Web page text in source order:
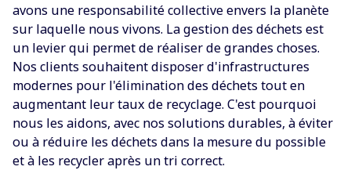
avons une responsabilité collective envers la planète
sur laquelle nous vivons. La gestion des déchets est
un levier qui permet de réaliser de grandes choses.
Nos clients souhaitent disposer d'infrastructures
modernes pour l'élimination des déchets tout en
augmentant leur taux de recyclage. C'est pourquoi
nous les aidons, avec nos solutions durables, à éviter
ou à réduire les déchets dans la mesure du possible
et à les recycler après un tri correct.